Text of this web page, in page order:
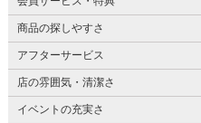
商品の探しやすさ
アフターサービス
店の雰囲気・清潔さ
イベントの充実さ